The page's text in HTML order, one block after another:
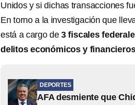
Unidos y si dichas transacciones
En torno a la investigación que
está a cargo de3 fiscales
delitos económicos y
DEPORTES
AFA desmiente que